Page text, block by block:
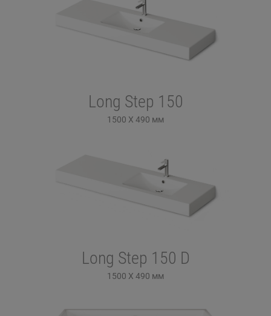
Long Step 150
1500 X 490 мм
Long Step 150 D
1500 X 490 мм